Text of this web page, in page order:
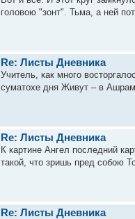
головою "зонт". Тьма, а ней
Re: Листы Дневника
Учитель, как много
суматохе дня Живут – в
Re: Листы Дневника
К картине Ангел последний
такой, что зришь пред собою
Re: Листы Дневника